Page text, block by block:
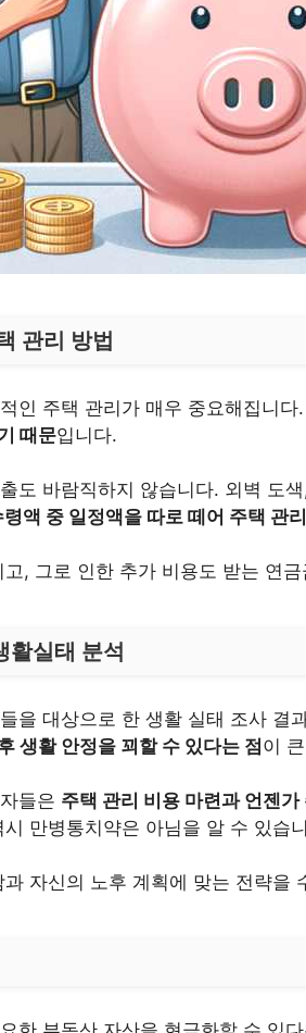
관리 방법
인 주택 관리가 매우 중요해집니다.
때문입니다.
도 바람직하지 않습니다. 외벽 도
액 중 일정액을 따로 떼어 주택 관
, 그로 인한 추가 비용도 받는 연
활실태 분석
을 대상으로 한 생활 실태 조사 결
생활 안정을 꾀할 수 있다는 점이
들은 주택 관리 비용 마련과 언젠
만병통치약은 아님을 알 수 있습
자신의 노후 계획에 맞는 전략을